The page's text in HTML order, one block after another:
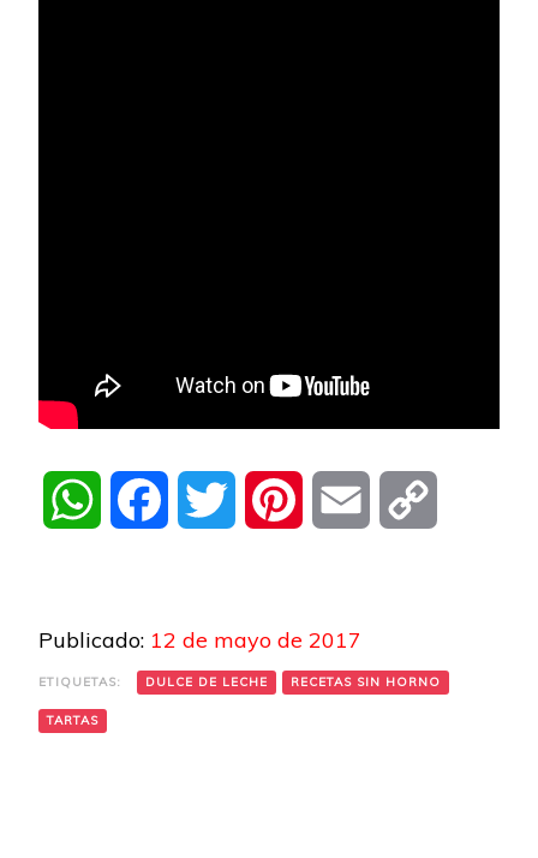
WhatsAppFacebook Twitter Pinterest Email
Publicado: 12 de mayo de 2017
ETIQUETAS: DULCE DE LECHE RECETAS SIN HORNO
TARTAS